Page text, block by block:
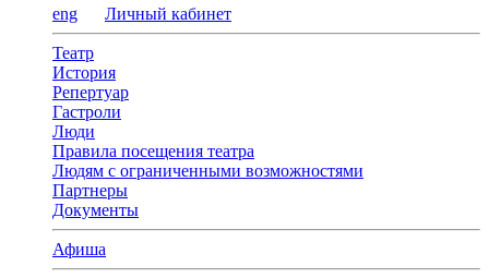
eng Личный кабинет
Театр
История
Репертуар
Гастроли
Люди
Правила посещения театра
Людям с ограниченными возможностями
Партнеры
Документы
Афиша